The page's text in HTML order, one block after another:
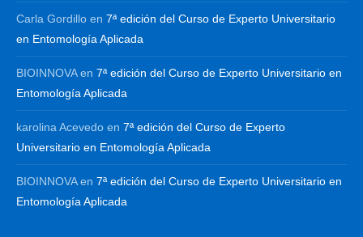
Carla Gordillo en 7ª edición del Curso de Experto Universitario
en Entomología Aplicada
BIOINNOVAen 7ª edición del Curso de Experto Universitario en
Entomología Aplicada
karolina Acevedo en 7ª edición del Curso de Experto
Universitario en Entomología Aplicada
BIOINNOVAen 7ª edición del Curso de Experto Universitario en
Entomología Aplicada